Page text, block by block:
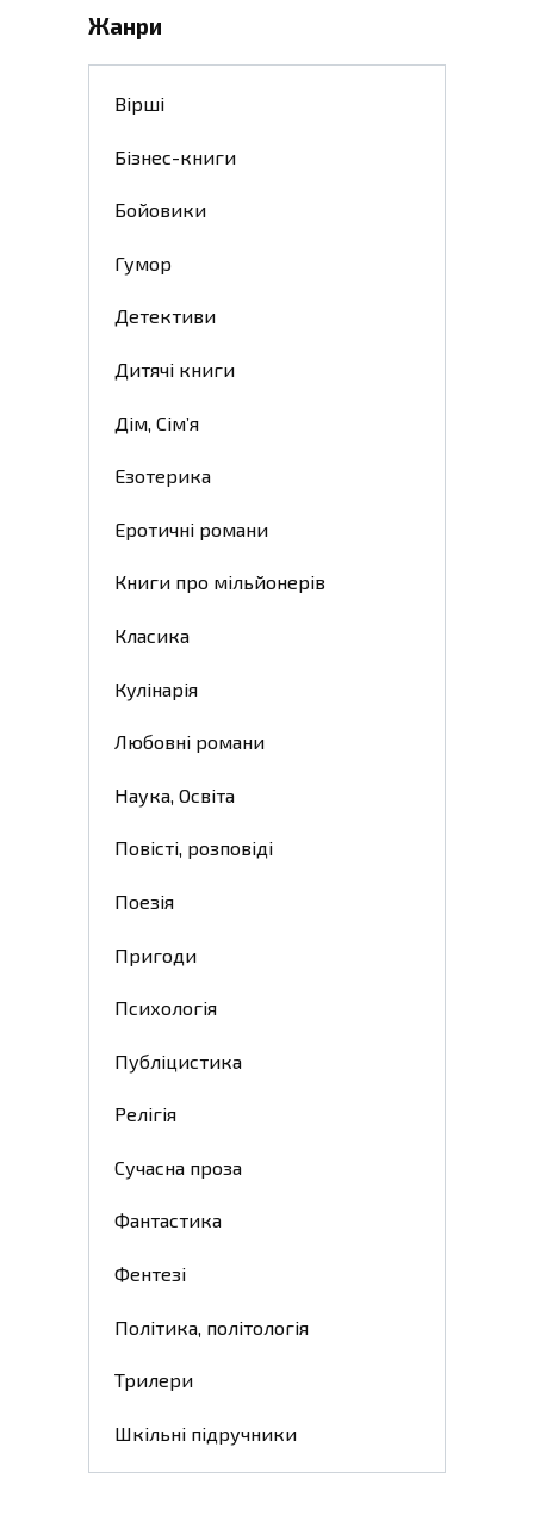
Жанри
Вірші
Бізнес-книги
Бойовики
Гумор
Детективи
Дитячі книги
Дім, Сім’я
Езотерика
Еротичні романи
Книги про мільйонерів
Класика
Кулінарія
Любовні романи
Наука, Освіта
Повісті, розповіді
Поезія
Пригоди
Психологія
Публіцистика
Релігія
Сучасна проза
Фантастика
Фентезі
Політика, політологія
Трилери
Шкільні підручники